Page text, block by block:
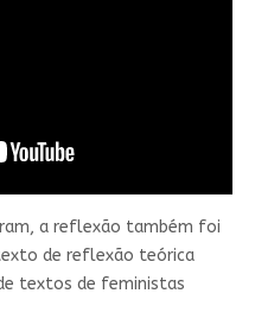
a reflexão também foi
de reflexão teórica
textos de feministas